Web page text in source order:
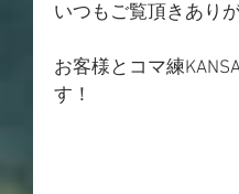
いつもご覧頂きあり
お客様とコマ練
す！